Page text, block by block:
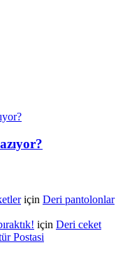
için Deri pantolonlar
için Deri ceket
Postasi